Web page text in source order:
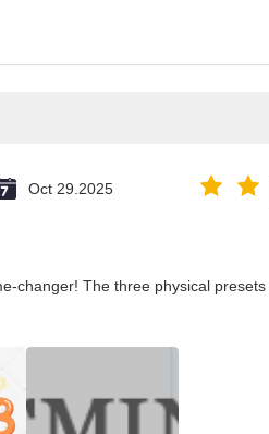
Oct 29.2025
changer! The three physical